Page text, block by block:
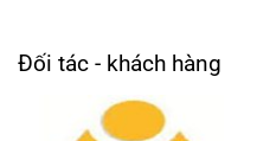
Đối tác - khách hàng